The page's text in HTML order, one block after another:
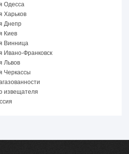
Одесса
Харьков
Днепр
Киев
Винница
Ивано-Франковск
Львов
Черкассы
извещателя